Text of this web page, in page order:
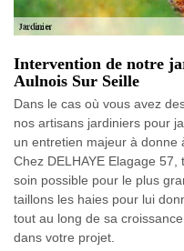
Intervention de notre
Aulnois Sur Seille
Dans le cas où vous avez
nos artisans jardiniers pour
un entretien majeur à donne
Chez DELHAYE Elagage
soin possible pour le plus
taillons les haies pour lui
tout au long de sa
dans votre projet.